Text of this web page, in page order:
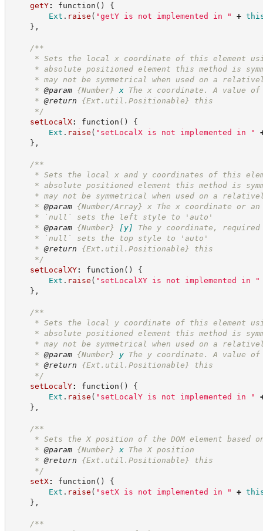
getY: function ( )
{
Ext . raise ( "getY is not implemented in " +
} ,
/**
* Sets the local x coordinate of this element using
* absolute positioned element this method is
* may not be symmetrical when used on a
* @param {Number} x
The x coordinate. A value
* @return {Ext.util.Positionable}
this
*/
setLocalX: function ( )
{
Ext . raise ( " setLocalX is not implemented in "
} ,
/**
* Sets the local x and y coordinates of this
* absolute positioned element this method is
* may not be symmetrical when used on a
* @param {Number/Array} x The x coordinate or
* `null` sets the left style to 'auto'
* @param {Number} [y]
The y coordinate,
* `null` sets the top style to 'auto'
* @return {Ext.util.Positionable}
this
*/
setLocalXY: function ( )
{
Ext . raise ( " setLocalXY is not implemented in
"
} ,
/**
* Sets the local y coordinate of this element using
* absolute positioned element this method is
* may not be symmetrical when used on a
* @param {Number} y
The y coordinate. A value
* @return {Ext.util.Positionable}
this
*/
setLocalY: function ( )
{
Ext . raise ( " setLocalY is not implemented in "
} ,
/**
* Sets the X position of the DOM element based
* @param {Number} x
The X position
* @return {Ext.util.Positionable}
this
*/
setX: function ( )
{
Ext . raise ( " setX is not implemented in " +
} ,
/**